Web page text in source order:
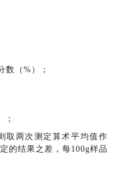
（%）；
取两次测定算术平均值作
的结果之差，每100g样品